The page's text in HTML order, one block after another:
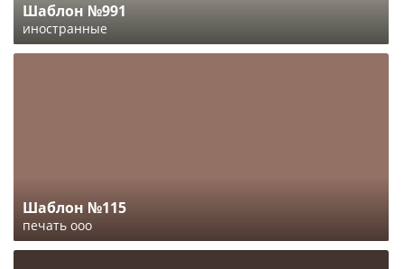
Шаблон №991
иностранные
Шаблон №115
печать ооо